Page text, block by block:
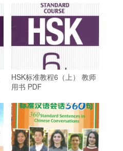
HSK标准教程6（上） 教师
用书 PDF